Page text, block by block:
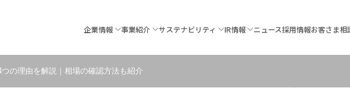
企業情報 事業紹介 サステナビリティ IR情報 ニュース採用情報お客さま相
の理由を解説｜相場の確認方法も紹介